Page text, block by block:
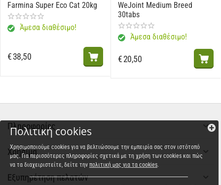
Farmina Super Eco Cat 20kg
Άμεσα διαθέσιμο!
€38,50
WeJoint Medium Breed
30tabs
Άμεσα διαθέσιμο!
€20,50
Πληροφορίες
Χρήσιμα
Εξυπηρέτηση πελατών
Πολιτική cookies
Χρησιμοποιούμε cookies για να βελτιώσουμε την εμπειρία σας στον ιστότοπό
μας. Για περισσότερες πληροφορίες σχετικά με τη χρήση των cookies και πώς
να τα διαχειριστείτε, δείτε την πολιτική μας για τα cookies.